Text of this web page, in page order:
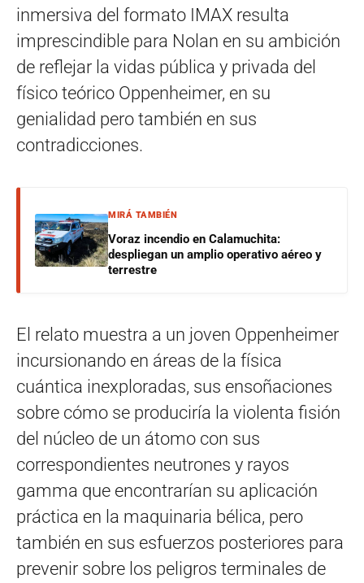
inmersiva del formato IMAX resulta
imprescindible para Nolan en su ambición
de reflejar la vidas pública y privada del
físico teórico Oppenheimer, en su
genialidad pero también en sus
contradicciones.
MIRÁ TAMBIÉN
Voraz incendio en Calamuchita:
despliegan un amplio operativo aéreo y
terrestre
El relato muestra a un joven Oppenheimer
incursionando en áreas de la física
cuántica inexploradas, sus ensoñaciones
sobre cómo se produciría la violenta fisión
del núcleo de un átomo con sus
correspondientes neutrones y rayos
gamma que encontrarían su aplicación
práctica en la maquinaria bélica, pero
también en sus esfuerzos posteriores para
prevenir sobre los peligros terminales de